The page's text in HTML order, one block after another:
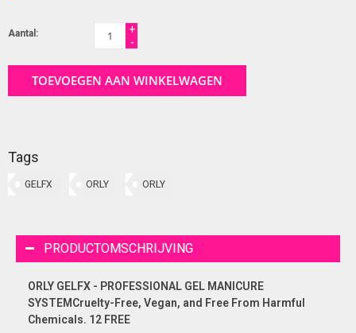
Aantal:
+
-
TOEVOEGEN AAN WINKELWAGEN
Tags
GELFX ORLY ORLY
PRODUCTOMSCHRIJVING
ORLY GELFX - PROFESSIONAL GEL MANICURE
SYSTEMCruelty-Free, Vegan, and Free From Harmful
Chemicals. 12 FREE